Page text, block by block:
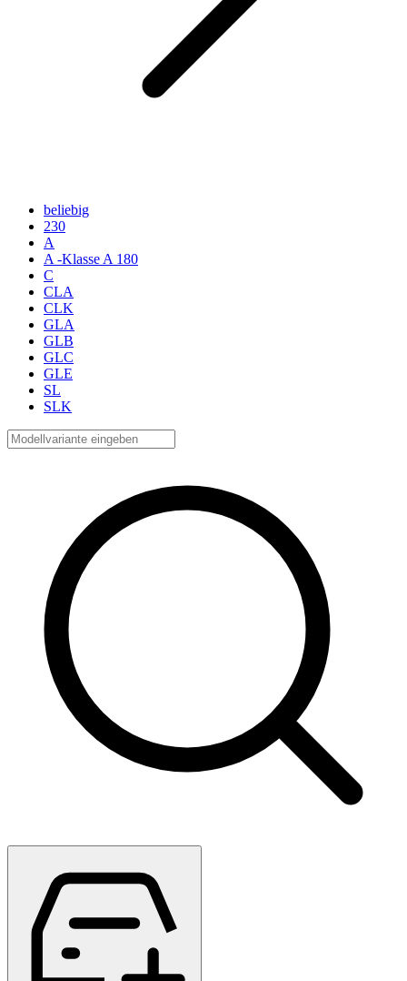
beliebig
230
A
A -Klasse A 180
C
CLA
CLK
GLA
GLB
GLC
GLE
SL
SLK